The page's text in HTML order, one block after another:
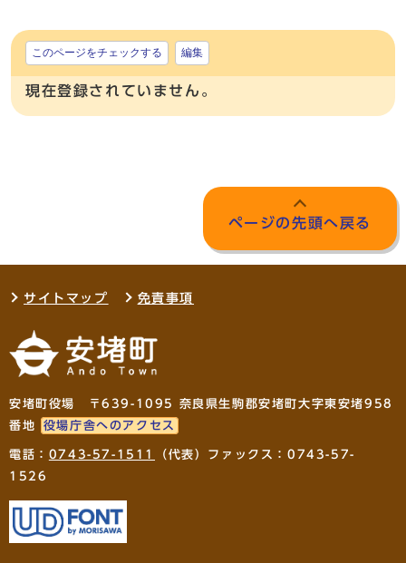
このページをチェックする 編集
現在登録されていません。
ページの先頭へ戻る
サイトマップ 免責事項
安堵町役場 〒639-1095 奈良県生駒郡安堵町大字東安堵958
番地
役場庁舎へのアクセス
電話： 0743-57-1511
（代表）ファックス：0743-57-
1526